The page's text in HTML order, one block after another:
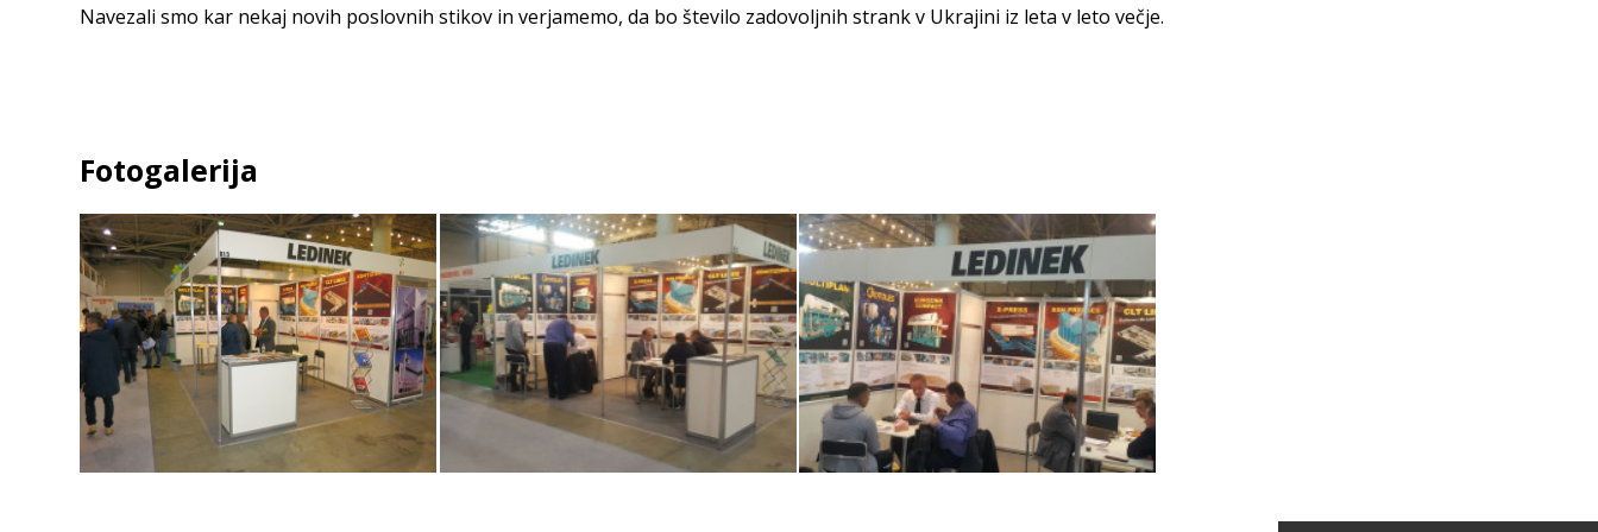
Navezali smo kar nekaj novih poslovnih stikov in verjamemo, da bo število zadovoljnih strank v Ukrajini iz leta v leto večje.
Fotogalerija